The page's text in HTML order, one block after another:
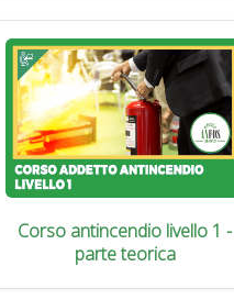
Corso antincendio livello 1 -
parte teorica